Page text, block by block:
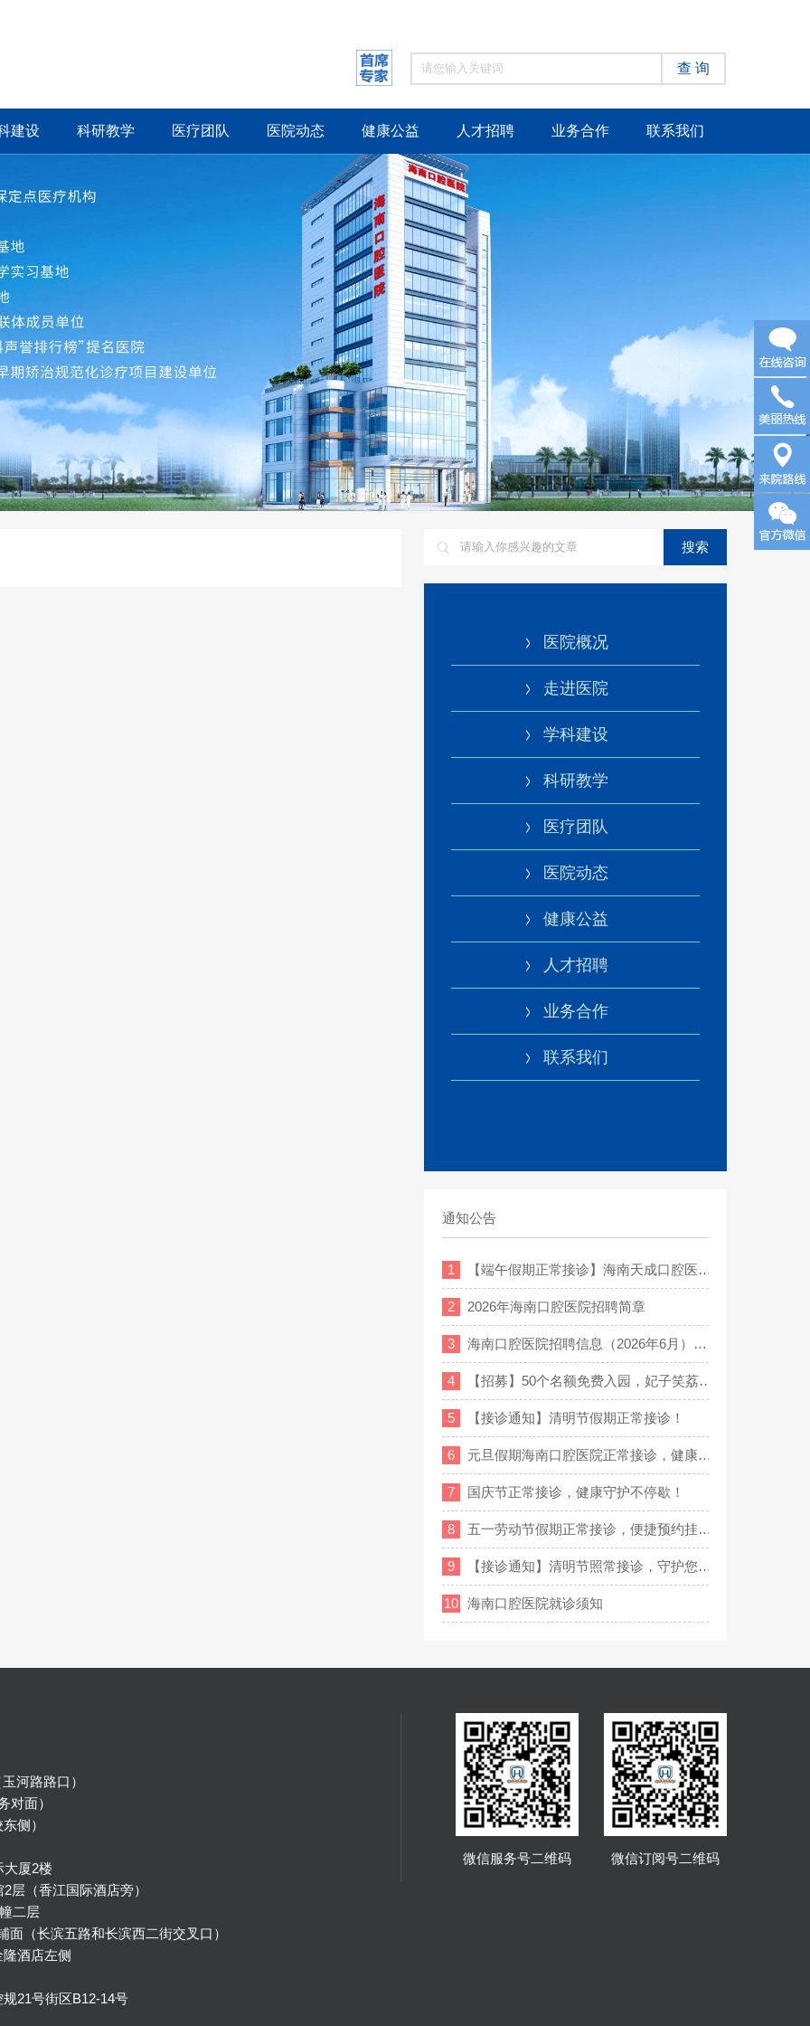
查 询
建设 科研教学 医疗团队 医院动态 健康公益 人才招聘 业务合作 联系我们
搜索
医院概况
走进医院
学科建设
科研教学
医疗团队
医院动态
健康公益
人才招聘
业务合作
联系我们
通知公告
1 【端午假期正常接诊】海南天成口腔医…
2 2026年海南口腔医院招聘简章
3 海南口腔医院招聘信息（2026年6月）…
4 【招募】50个名额免费入园，妃子笑荔…
5 【接诊通知】清明节假期正常接诊！
6 元旦假期海南口腔医院正常接诊，健康…
7 国庆节正常接诊，健康守护不停歇！
8 五一劳动节假期正常接诊，便捷预约挂…
9 【接诊通知】清明节照常接诊，守护您…
10 海南口腔医院就诊须知
河路路口）
对面）
侧）
大厦2楼
（香江国际酒店旁）
二层
（长滨五路和长滨西二街交叉口）
酒店左侧
21号街区B12-14号
微信服务号二维码 微信订阅号二维码
在线咨
询
来院路